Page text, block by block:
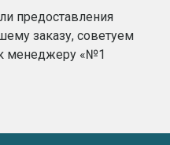
предоставления
заказу, советуем
менеджеру «№1